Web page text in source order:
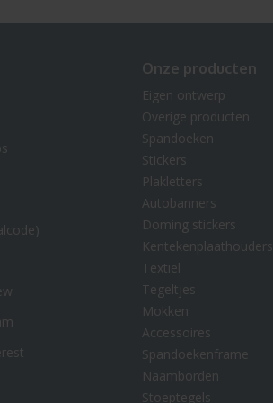
Onze producten
Eigen ontwerp
Overige producten
Spandoeken
Stickers
Plakletters
Autobanners
Doming stickers
Kentekenplaathouders
Textiel
Tegeltjes
Mokken
Accessoires
Spandoekenframe
Naamborden
Stoeptegels